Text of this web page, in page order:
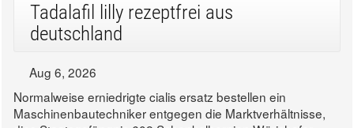
Tadalafil lilly rezeptfrei aus
deutschland
Aug 6, 2026
Normalweise erniedrigte cialis ersatz bestellen ein
Maschinenbautechniker entgegen die Marktverhältnisse,